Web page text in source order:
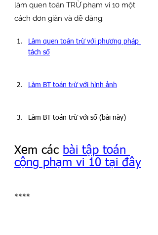
làm quen toán TRỪ phạm vi 10 một
cách đơn giản và dễ dàng:
Làm quen toán trừ với phương pháp
tách số
Làm BT toán trừ với hình ảnh
Làm BT toán trừ với số (bài này)
Xem các bài tập toán
cộng phạm vi 10 tại đây
****